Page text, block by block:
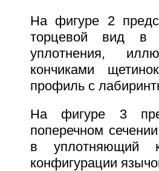
На фигуре 2
торцевой вид в
уплотнения,
кончиками
профиль с
На фигуре 3
поперечном
в уплотняющий
конфигурации